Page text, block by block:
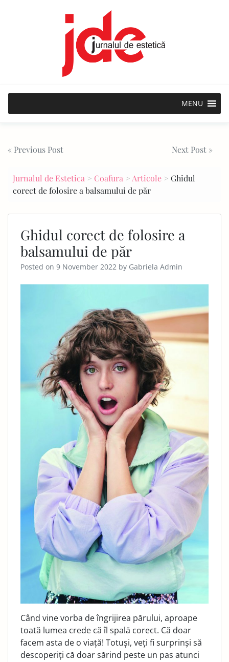
MENU
Post
navigation
« Previous Post Next Post »
Jurnalul de Estetica > Coafura > Articole > Ghidul
corect de folosire a balsamului de păr
Ghidul corect de folosire a
balsamului de păr
Posted on 9 November 2022 by Gabriela Admin
Când vine vorba de îngrijirea părului, aproape
toată lumea crede că îl spală corect. Că doar
facem asta de o viață! Totuși, veți fi surprinși să
descoperiți că doar sărind peste un pas atunci